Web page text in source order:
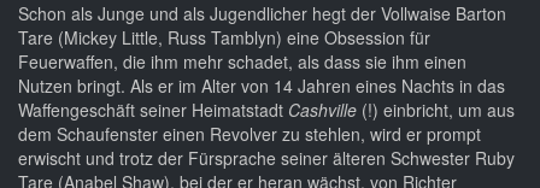
Schon als Junge und als Jugendlicher hegt der Vollwaise Barton
Tare (Mickey Little, Russ Tamblyn) eine Obsession für
Feuerwaffen, die ihm mehr schadet, als dass sie ihm einen
Nutzen bringt. Als er im Alter von 14 Jahren eines Nachts in das
Waffengeschäft seiner Heimatstadt Cashville (!) einbricht, um aus
dem Schaufenster einen Revolver zu stehlen, wird er prompt
erwischt und trotz der Fürsprache seiner älteren Schwester Ruby
Tare (Anabel Shaw), bei der er heran wächst, von Richter